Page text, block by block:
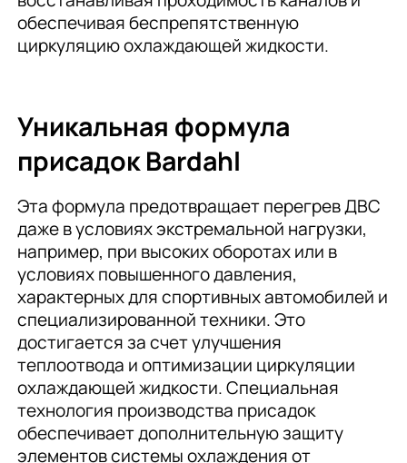
обеспечивая беспрепятственную
циркуляцию охлаждающей жидкости.
Уникальная формула
присадок Bardahl
Эта формула предотвращает перегрев ДВС
даже в условиях экстремальной нагрузки,
например, при высоких оборотах или в
условиях повышенного давления,
характерных для спортивных автомобилей и
специализированной техники. Это
достигается за счет улучшения
теплоотвода и оптимизации циркуляции
охлаждающей жидкости. Специальная
технология производства присадок
обеспечивает дополнительную защиту
элементов системы охлаждения от